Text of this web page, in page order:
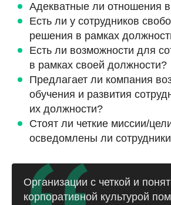
Адекватные ли отношения
Есть ли у сотрудников
решения в рамках
Есть ли возможности для
в рамках своей должности?
Предлагает ли компания
обучения и развития
их должности?
Стоят ли четкие миссии/
осведомлены ли
Организации с четкой и
корпоративной культурой